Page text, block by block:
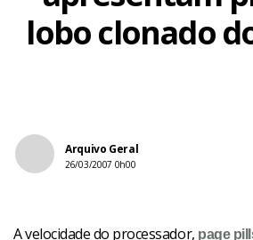
lobo clonado
Arquivo Geral
26/03/2007 0h00
A velocidade do processador, page